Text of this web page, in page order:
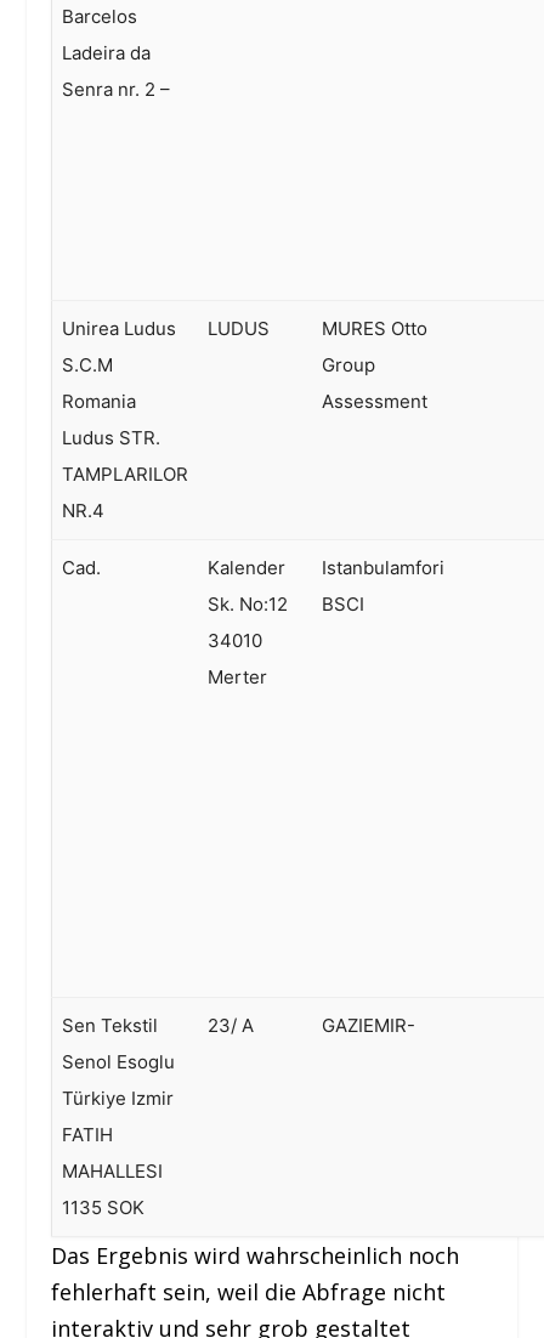
Barcelos
Ladeira da
Senra nr. 2 –
Unirea Ludus
S.C.M
Romania
Ludus STR.
TAMPLARILOR
NR.4
LUDUS
MURES Otto
Group
Assessment
Cad.
Kalender
Sk. No:12
34010
Merter
Istanbulamfori
BSCI
Sen Tekstil
Senol Esoglu
Türkiye Izmir
FATIH
MAHALLESI
1135 SOK
23/ A GAZIEMIR-
Das Ergebnis wird wahrscheinlich noch
fehlerhaft sein, weil die Abfrage nicht
interaktiv und sehr grob gestaltet